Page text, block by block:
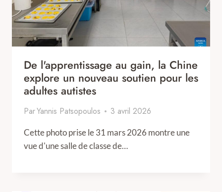
De l'apprentissage au gain, la Chine
explore un nouveau soutien pour les
adultes autistes
ParYannis Patsopoulos 3 avril 2026
Cette photo prise le 31 mars 2026 montre une
vue d'une salle de classe de…